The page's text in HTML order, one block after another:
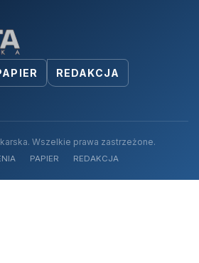
REDAKCJA
Wszelkie prawa zastrzeżone.
PAPIER REDAKCJA